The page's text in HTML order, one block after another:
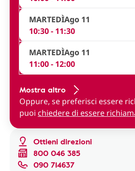
Ottieni direzioni
800 046 385
090 714637
MARTEDÌAgo 11
10:30 - 11:30
MARTEDÌAgo 11
11:00 - 12:00
Mostra altro
Oppure, se preferisci essere
puoi chiedere di essere